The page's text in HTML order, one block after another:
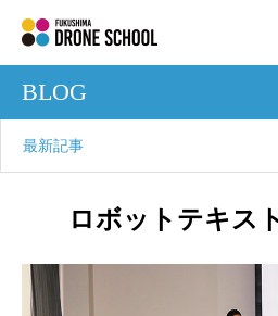
BLOG
最新記事
ロボットテキス